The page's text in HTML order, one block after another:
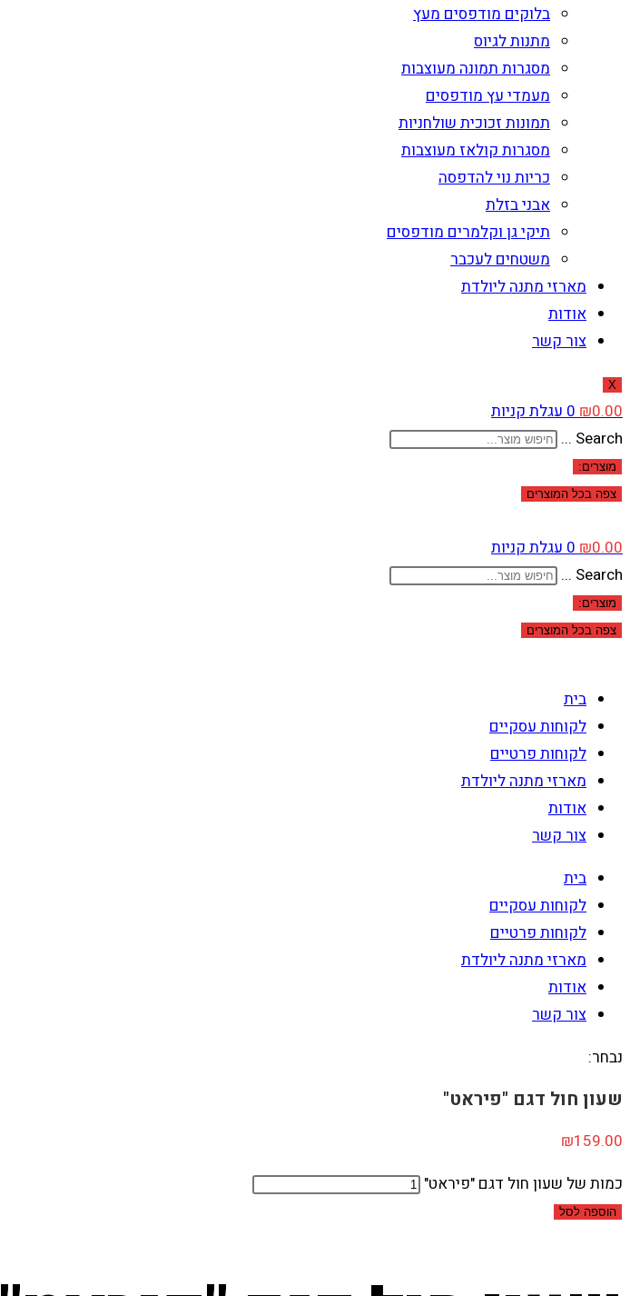
בלוקים מודפסים מעץ
מתנות לגיוס
מסגרות תמונה מעוצבות
מעמדי עץ מודפסים
תמונות זכוכית שולחניות
מסגרות קולאז מעוצבות
כריות נוי להדפסה
אבני בזלת
תיקי גן וקלמרים מודפסים
משטחים לעכבר
מארזי מתנה ליולדת
אודות
צור קשר
X
₪0.00
0עגלת קניות
Search ...
מוצרים:
צפה בכל המוצרים
₪0.00
0עגלת קניות
Search ...
מוצרים:
צפה בכל המוצרים
בית
לקוחות עסקיים
לקוחות פרטיים
מארזי מתנה ליולדת
אודות
צור קשר
בית
לקוחות עסקיים
לקוחות פרטיים
מארזי מתנה ליולדת
אודות
צור קשר
נבחר:
שעון חול דגם "פיראט"
₪159.00
כמות של שעון חול דגם "פיראט"
הוספה לסל